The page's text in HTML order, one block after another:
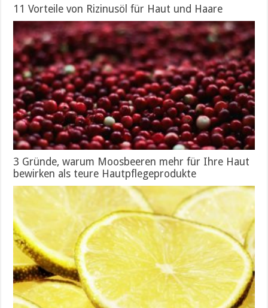
11 Vorteile von Rizinusöl für Haut und Haare
3 Gründe, warum Moosbeeren mehr für Ihre Haut
bewirken als teure Hautpflegeprodukte